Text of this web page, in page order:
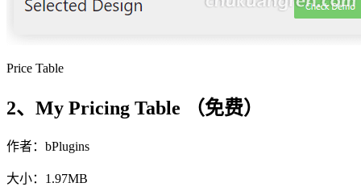
Price Table
2、My Pricing Table （免费）
作者：bPlugins
大小：1.97MB